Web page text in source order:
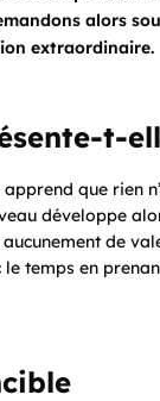
alors
extraordinaire.
t-
que rien
développe
de
temps en